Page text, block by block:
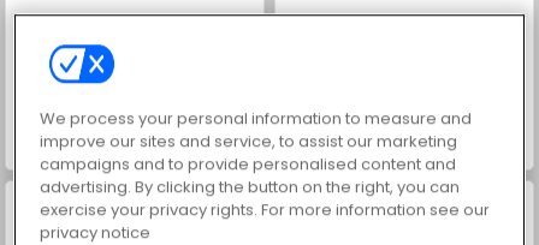
ASMR Makeover & Makeup Studio World War 2 Shooter
We process your personal information to measure and
improve our sites and service, to assist our marketing
campaigns and to provide personalised content and
advertising. By clicking the button on the right, you can
exercise your privacy rights. For more information see our
privacy notice